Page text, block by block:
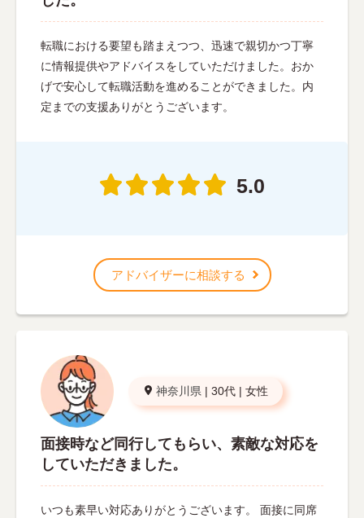
転職における要望も踏まえつつ、迅速で親切かつ丁寧
に情報提供やアドバイスをしていただけました。おか
げで安心して転職活動を進めることができました。内
定までの支援ありがとうございます。
5.0
アドバイザーに相談する
神奈川県 | 30代 | 女性
面接時など同行してもらい、素敵な対応を
していただきました。
いつも素早い対応ありがとうございます。 面接に同席